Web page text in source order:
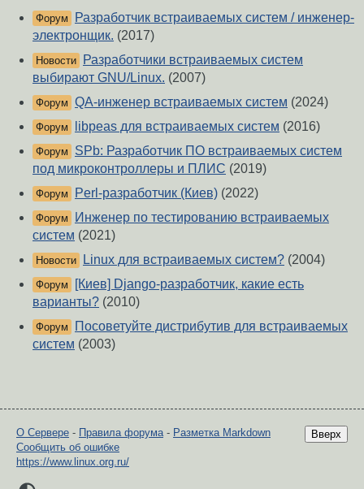
Форум
Разработчик встраиваемых систем / инженер-
электронщик. (2017)
Новости
Разработчики встраиваемых систем
выбирают GNU/Linux. (2007)
Форум QA-инженер встраиваемых систем (2024)
Форум libpeas для встраиваемых систем (2016)
Форум
SPb: Разработчик ПО встраиваемых систем
под микроконтроллеры и ПЛИС (2019)
Форум Perl-разработчик (Киев) (2022)
Форум
Инженер по тестированию встраиваемых
систем (2021)
Новости Linux для встраиваемых систем? (2004)
Форум
[Киев] Django-разработчик, какие есть
варианты? (2010)
Форум
Посоветуйте дистрибутив для встраиваемых
систем (2003)
Вверх
О Сервере - Правила форума- Разметка Markdown
Сообщить об ошибке
https://www.linux.org.ru/